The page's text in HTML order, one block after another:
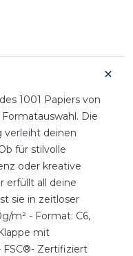
1001 Papiers von
Die
verleiht deinen
für stilvolle
oder kreative
erfüllt all deine
sie in zeitloser
m² - Format: C6,
mit
FSC®- Zertifiziert